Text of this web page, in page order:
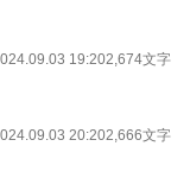
傍に置くことを許してほし
19:202,674文字
20:202,666文字